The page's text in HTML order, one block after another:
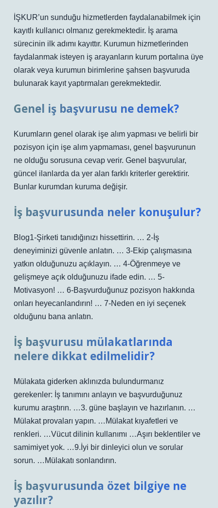
İŞKUR’un sunduğu hizmetlerden faydalanabilmek için
kayıtlı kullanıcı olmanız gerekmektedir. İş arama
sürecinin ilk adımı kayıttır. Kurumun hizmetlerinden
faydalanmak isteyen iş arayanların kurum portalına üye
olarak veya kurumun birimlerine şahsen başvuruda
bulunarak kayıt yaptırmaları gerekmektedir.
Genel iş başvurusu ne demek?
Kurumların genel olarak işe alım yapması ve belirli bir
pozisyon için işe alım yapmaması, genel başvurunun
ne olduğu sorusuna cevap verir. Genel başvurular,
güncel ilanlarda da yer alan farklı kriterler gerektirir.
Bunlar kurumdan kuruma değişir.
İş başvurusunda neler konuşulur?
Blog1-Şirketi tanıdığınızı hissettirin. … 2-İş
deneyiminizi güvenle anlatın. … 3-Ekip çalışmasına
yatkın olduğunuzu açıklayın. … 4-Öğrenmeye ve
gelişmeye açık olduğunuzu ifade edin. … 5-
Motivasyon! … 6-Başvurduğunuz pozisyon hakkında
onları heyecanlandırın! … 7-Neden en iyi seçenek
olduğunu bana anlatın.
İş başvurusu mülakatlarında
nelere dikkat edilmelidir?
Mülakata giderken aklınızda bulundurmanız
gerekenler: İş tanımını anlayın ve başvurduğunuz
kurumu araştırın. …3. güne başlayın ve hazırlanın. …
Mülakat provaları yapın. …Mülakat kıyafetleri ve
renkleri. …Vücut dilinin kullanımı …Aşırı beklentiler ve
samimiyet yok. …9.İyi bir dinleyici olun ve sorular
sorun. …Mülakatı sonlandırın.
İş başvurusunda özet bilgiye ne
yazılır?